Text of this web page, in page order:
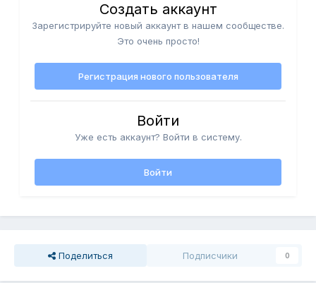
Создать аккаунт
Зарегистрируйте новый аккаунт в нашем сообществе.
Это очень просто!
Регистрация нового пользователя
Войти
Уже есть аккаунт? Войти в систему.
Войти
Поделиться Подписчики 0